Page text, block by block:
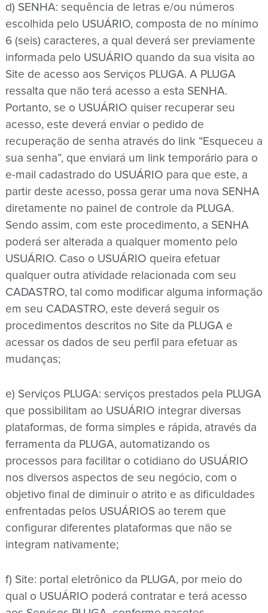
d) SENHA: sequência de letras e/ou números
escolhida pelo USUÁRIO, composta de no mínimo
6 (seis) caracteres, a qual deverá ser previamente
informada pelo USUÁRIO quando da sua visita ao
Site de acesso aos Serviços PLUGA. A PLUGA
ressalta que não terá acesso a esta SENHA.
Portanto, se o USUÁRIO quiser recuperar seu
acesso, este deverá enviar o pedido de
recuperação de senha através do link “Esqueceu a
sua senha”, que enviará um link temporário para o
e-mail cadastrado do USUÁRIO para que este, a
partir deste acesso, possa gerar uma nova SENHA
diretamente no painel de controle da PLUGA.
Sendo assim, com este procedimento, a SENHA
poderá ser alterada a qualquer momento pelo
USUÁRIO. Caso o USUÁRIO queira efetuar
qualquer outra atividade relacionada com seu
CADASTRO, tal como modificar alguma informação
em seu CADASTRO, este deverá seguir os
procedimentos descritos no Site da PLUGA e
acessar os dados de seu perfil para efetuar as
mudanças;
e) Serviços PLUGA: serviços prestados pela PLUGA
que possibilitam ao USUÁRIO integrar diversas
plataformas, de forma simples e rápida, através da
ferramenta da PLUGA, automatizando os
processos para facilitar o cotidiano do USUÁRIO
nos diversos aspectos de seu negócio, com o
objetivo final de diminuir o atrito e as dificuldades
enfrentadas pelos USUÁRIOS ao terem que
configurar diferentes plataformas que não se
integram nativamente;
f) Site: portal eletrônico da PLUGA, por meio do
qual o USUÁRIO poderá contratar e terá acesso